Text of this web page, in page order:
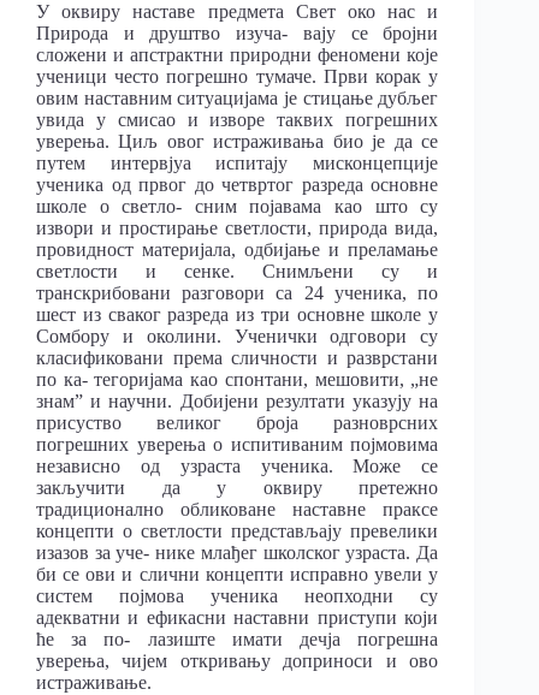
У оквиру наставе предмета Свет око нас и
Природа и друштво изуча- вају се бројни
сложени и апстрактни природни феномени које
ученици често погрешно тумаче. Први корак у
овим наставним ситуацијама је стицање дубљег
увида у смисао и изворе таквих погрешних
уверења. Циљ овог истраживања био је да се
путем интервјуа испитају мисконцепције
ученика од првог до четвртог разреда основне
школе о светло- сним појавама као што су
извори и простирање светлости, природа вида,
провидност материјала, одбијање и преламање
светлости и сенке. Снимљени су и
транскрибовани разговори са 24 ученика, по
шест из сваког разреда из три основне школе у
Сомбору и околини. Ученички одговори су
класификовани према сличности и разврстани
по ка- тегоријама као спонтани, мешовити, „не
знам” и научни. Добијени резултати указују на
присуство великог броја разноврсних
погрешних уверења о испитиваним појмовима
независно од узраста ученика. Може се
закључити да у оквиру претежно
традиционално обликоване наставне праксе
концепти о светлости представљају превелики
изазов за уче- нике млађег школског узраста. Да
би се ови и слични концепти исправно увели у
систем појмова ученика неопходни су
адекватни и ефикасни наставни приступи који
ће за по- лазиште имати дечја погрешна
уверења, чијем откривању доприноси и ово
истраживање.